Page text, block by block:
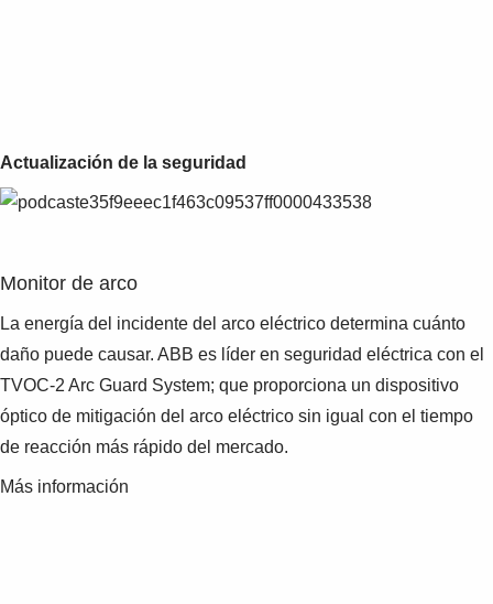
Actualización de la seguridad
Monitor de arco
La energía del incidente del arco eléctrico determina cuánto
daño puede causar. ABB es líder en seguridad eléctrica con el
TVOC-2 Arc Guard System; que proporciona un dispositivo
óptico de mitigación del arco eléctrico sin igual con el tiempo
de reacción más rápido del mercado.
Más información